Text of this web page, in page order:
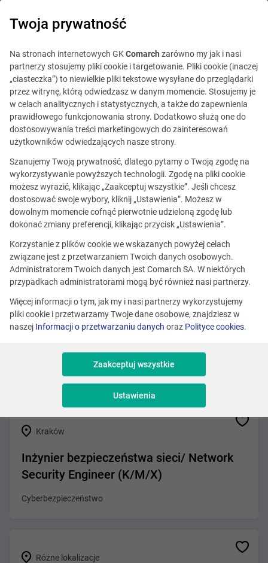
Ta oferta jest już
nieaktualna.
Zobacz podobne oferty
Różne lokalizacje
Kraków
Inżynier bezpieczeństwa sieci/ Network
Security Engineer (K/M/X)
Cyberbezpieczeństwo
Różne lokalizacje
Twoja prywatność
Na stronach internetowych GKComarch zarówno my jak i nasi
partnerzy stosujemy pliki cookie i targetowanie. Pliki cookie (inaczej
„ciasteczka”) to niewielkie pliki tekstowe wysyłane do przeglądarki
przez witrynę, którą odwiedzasz w danym momencie. Stosujemy je
w celach analitycznych i statystycznych, a także do zapewnienia
prawidłowego funkcjonowania strony. Dodatkowo służą one do
dostosowywania treści marketingowych do zainteresowań
użytkowników odwiedzających nasze strony.
Szanujemy Twoją prywatność, dlatego pytamy o Twoją zgodę na
wykorzystywanie powyższych technologii. Zgodę na pliki cookie
możesz wyrazić, klikając „Zaakceptuj wszystkie”. Jeśli chcesz
dostosować swoje wybory, kliknij „Ustawienia”. Możesz w
dowolnym momencie cofnąć pierwotnie udzieloną zgodę lub
dokonać zmiany preferencji, klikając przycisk „Ustawienia”.
Korzystanie z plików cookie we wskazanych powyżej celach
związane jest z przetwarzaniem Twoich danych osobowych.
Administratorem Twoich danych jest Comarch SA. W niektórych
przypadkach administratorami mogą być również nasi partnerzy.
Więcej informacji o tym, jak my i nasi partnerzy wykorzystujemy
pliki cookie i przetwarzamy Twoje dane osobowe, znajdziesz w
naszej Informacji o przetwarzaniu danych oraz Polityce cookies.
Zaakceptuj wszystkie
Ustawienia